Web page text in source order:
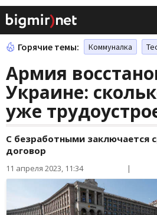
Горячие темы: Коммуналка
Армия
Украине:
уже
С безработными заключается
договор
11 апреля 2023, 11:34 |